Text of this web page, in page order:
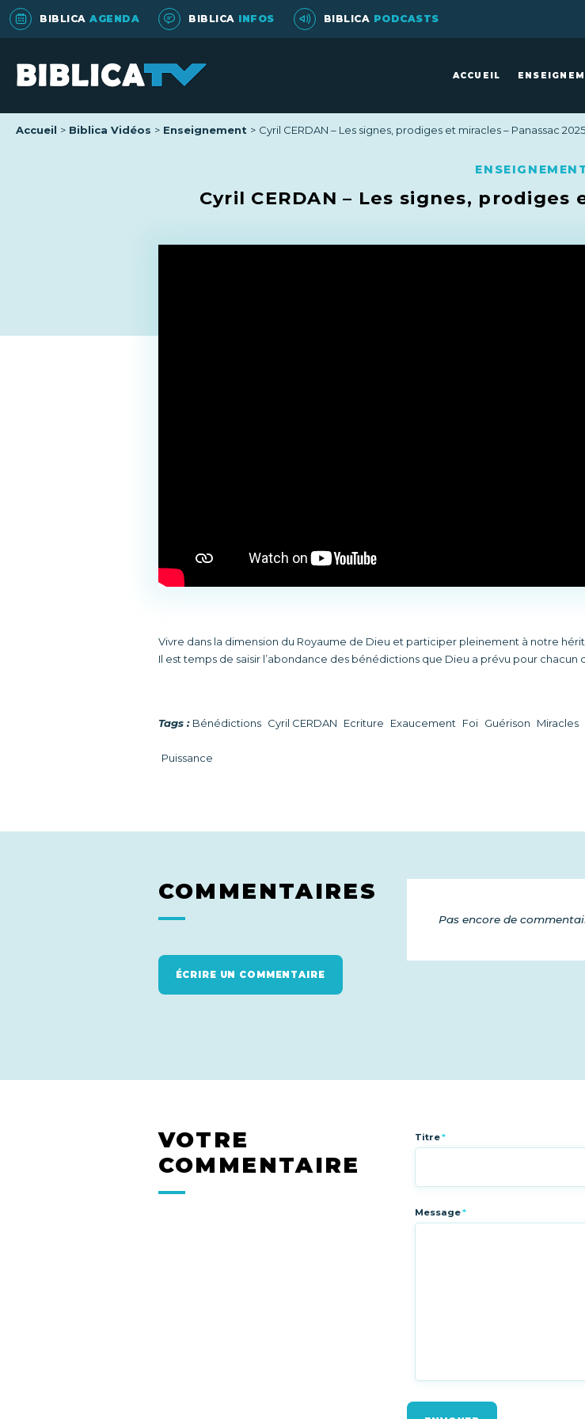
BIBLICA AGENDA BIBLICA INFOS BIBLICA PODCASTS
ACCUEIL
Accueil Biblica Vidéos Enseignement Cyril CERDAN – Les signes, prodiges et miracles – Panassac 2025
Cyril CERDAN – Les signes, prodiges
Vivre dans la dimension du Royaume de Dieu et participer pleinement à notre
Il est temps de saisir l’abondance des bénédictions que Dieu a prévu pour chacun
Tags : Bénédictions Cyril CERDAN Ecriture Exaucement Foi Guérison Miracles
Puissance
COMMENTAIRES
ÉCRIRE UN COMMENTAIRE
Pas encore de
VOTRE
COMMENTAIRE
Titre*
Message*